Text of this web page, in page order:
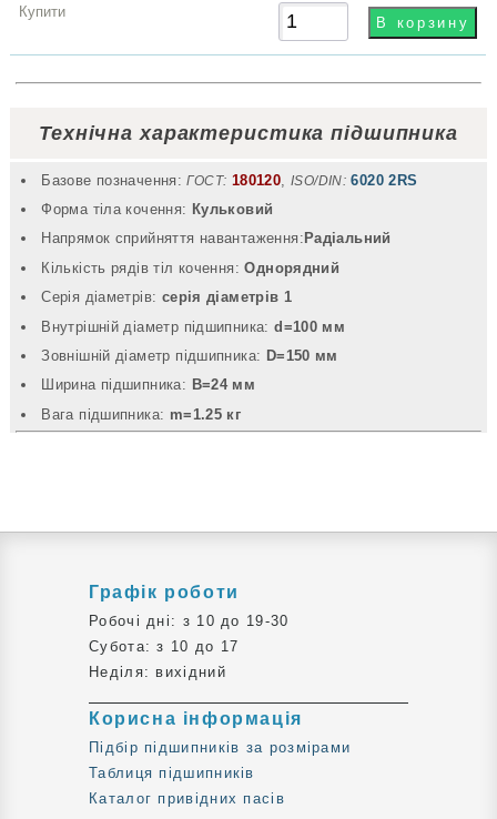
Технічна характеристика підшипника
Базове позначення: ГОСТ: 180120 ISO/DIN: 6020 2RS
Форма тіла кочення: Кульковий
Напрямок сприйняття навантаження: Радіальний
Кількість рядів тіл кочення:Однорядний
Серія діаметрів: серія діаметрів 1
Внутрішній діаметр підшипника:d=100 мм
Зовнішній діаметр підшипника: D=150 мм
Ширина підшипника: B=24 мм
Вага підшипника: m=1.25 кг
Графік роботи
Робочі дні: з 10 до 19-30
Субота: з 10 до 17
Неділя: вихідний
Корисна інформація
Підбір підшипників за розмірами
Таблиця підшипників
Каталог привідних пасів